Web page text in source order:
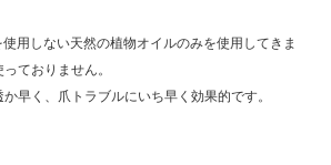
用しない天然の植物オイルのみを使用してきま
ておりません。
早く、爪トラブルにいち早く効果的です。